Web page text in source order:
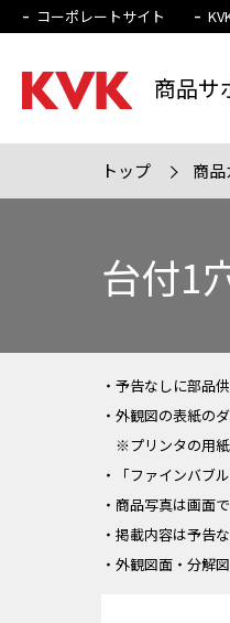
商品サ
コーポレートサイト
トップ 商品
台付1
・予告なしに部品
・外観図の表紙の
※プリンタの用紙
・「ファインバブ
・商品写真は画面
・掲載内容は予告
・外観図面・分解